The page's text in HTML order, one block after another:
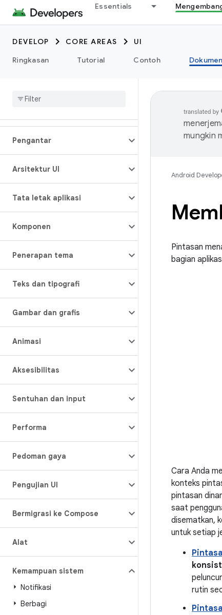
Essentials
DEVELOP CORE AREAS
UI
Ringkasan
Tutorial Contoh Dokumen
Pengantar
Arsitektur UI
Tata letak aplikasi
Komponen
Penerapan tema
Teks dan tipografi
Gambar dan grafis
Animasi
Aksesibilitas
Sentuhan dan input
Performa
Pedoman gaya
Pengujian UI
Bermigrasi ke Compose
Alat
Kemampuan sistem
Notifikasi
Berbagi
mungkin
Android
Pintasan
bagian
Cara Anda
konteks
pintasan
saat
disematkan,
untuk setiap
peluncur
rutin